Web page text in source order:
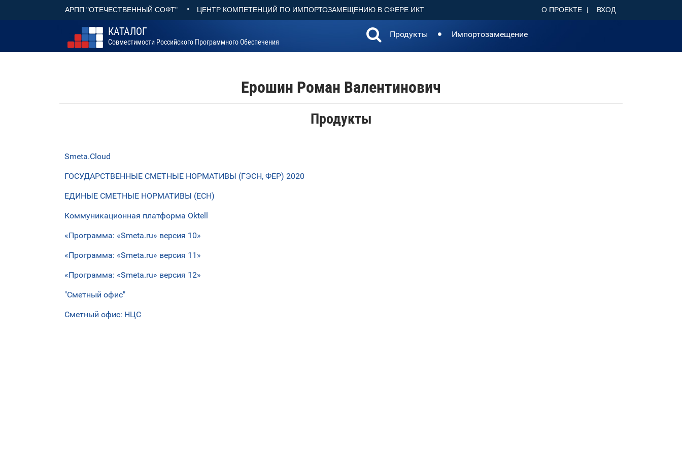
АРПП "ОТЕЧЕСТВЕННЫЙ СОФТ" • ЦЕНТР КОМПЕТЕНЦИЙ ПО ИМПОРТОЗАМЕЩЕНИЮ В СФЕРЕ ИКТ О ПРОЕКТЕ ВХОД
КАТАЛОГ
Совместимости Российского Программного Обеспечения
Продукты Импортозамещение
Ерошин Роман Валентинович
Продукты
Smeta.Cloud
ГОСУДАРСТВЕННЫЕ СМЕТНЫЕ НОРМАТИВЫ (ГЭСН, ФЕР) 2020
ЕДИНЫЕ СМЕТНЫЕ НОРМАТИВЫ (ЕСН)
Коммуникационная платформа Oktell
«Программа: «Smeta.ru» версия 10»
«Программа: «Smeta.ru» версия 11»
«Программа: «Smeta.ru» версия 12»
"Сметный офис"
Сметный офис: НЦС